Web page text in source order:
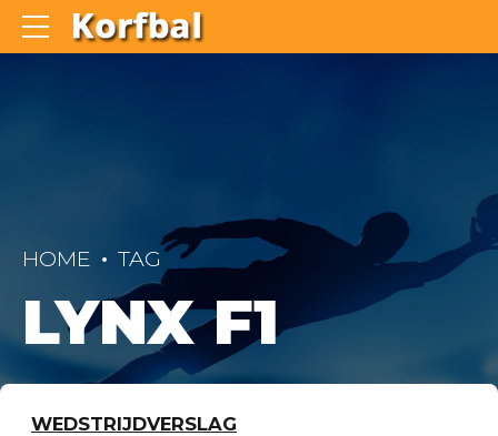
HOME TAG
LYNX F1
WEDSTRIJDVERSLAG